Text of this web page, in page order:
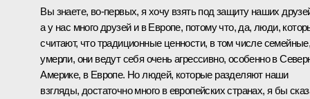
Вы знаете, во-первых, я хочу взять под защиту наших
а у нас много друзей и в Европе, потому что, да, люди,
считают, что традиционные ценности, в том числе
умерли, они ведут себя очень агрессивно, особенно в
Америке, в Европе. Но людей, которые разделяют наши
взгляды, достаточно много в европейских странах, я бы